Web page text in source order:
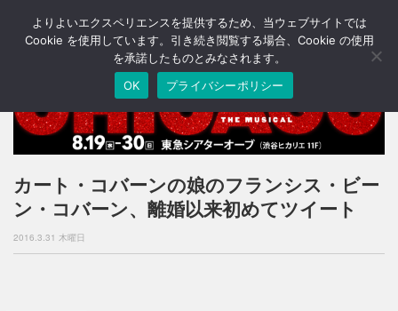
T
o
n
v
o
カート・コバーンの娘のフランシス・ビー
ン・コバーン、離婚以来初めてツイート
2016.3.31 木曜日
よりよいエクスペリエンスを提供するため、当ウェブサイトでは
Cookie を使用しています。引き続き閲覧する場合、Cookie の使用
を承諾したものとみなされます。
OK
プライバシーポリシー